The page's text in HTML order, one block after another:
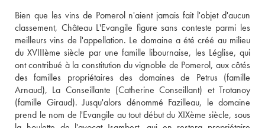
Bien que les vins de Pomerol n'aient jamais fait l'objet d'aucun
classement, Château L'Evangile figure sans conteste parmi les
meilleurs vins de l'appellation. Le domaine a été créé au milieu
du XVIIIème siècle par une famille libournaise, les Léglise, qui
ont contribué à la constitution du vignoble de Pomerol, aux côtés
des familles propriétaires des domaines de Petrus (famille
Arnaud), La Conseillante (Catherine Conseillant) et Trotanoy
(famille Giraud). Jusqu'alors dénommé Fazilleau, le domaine
prend le nom de l'Evangile au tout début du XIXème siècle, sous